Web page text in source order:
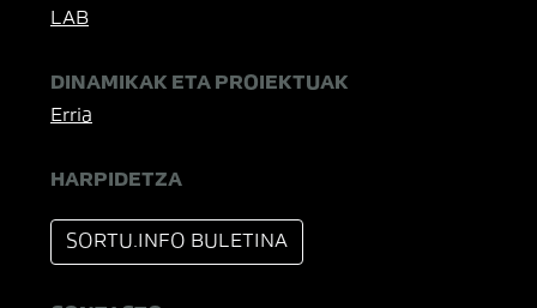
LAB
DINAMIKAK ETA PROIEKTUAK
Erria
HARPIDETZA
SORTU.INFO BULETINA